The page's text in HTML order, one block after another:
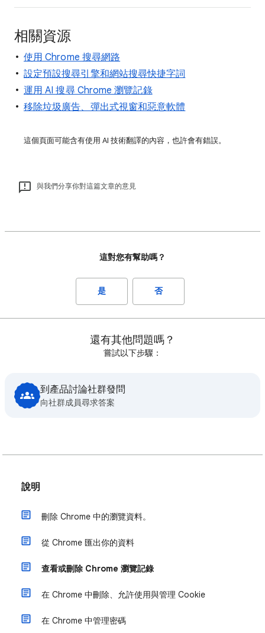
相關資源
使用 Chrome 搜尋網路
設定預設搜尋引擎和網站搜尋快捷字詞
運用 AI 搜尋 Chrome 瀏覽記錄
移除垃圾廣告、彈出式視窗和惡意軟體
這個頁面可能含有使用 AI 技術翻譯的內容，也許會有錯誤。
與我們分享你對這篇文章的意見
這對您有幫助嗎？
是 否
還有其他問題嗎？
嘗試以下步驟：
到產品討論社群發問
向社群成員尋求答案
說明
刪除 Chrome 中的瀏覽資料。
從 Chrome 匯出你的資料
查看或刪除 Chrome 瀏覽記錄
在 Chrome 中刪除、允許使用與管理 Cookie
在 Chrome 中管理密碼